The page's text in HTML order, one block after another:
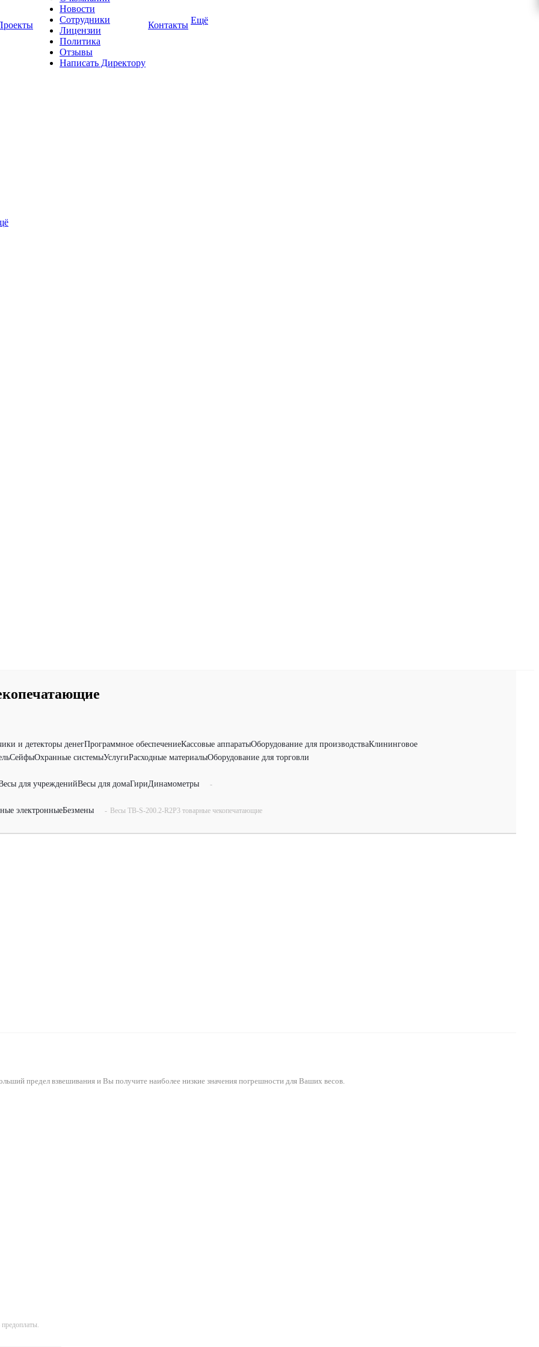
Новости
Сотрудники
Лицензии
Политика
Отзывы
Написать Директору
Контакты Ещё
и детекторы денегПрограммное обеспечениеКассовые аппаратыОборудование для производстваКлининговое
СейфыОхранные системыУслугиРасходные материалыОборудование для торговли
для учрежденийВесы для домаГириДинамометры
-
электронныеБезмены - Весы TB-S-200.2-R2P3 товарные чекопечатающие
предел взвешивания и Вы получите наиболее низкие значения погрешности для Ваших весов.